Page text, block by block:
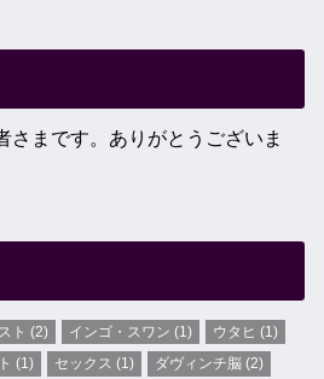
さまです。ありがとうございま
ト (2) インゴ・スワン (1) ウタヒ (1)
(1) セックス (1) ダヴィンチ脳 (2)